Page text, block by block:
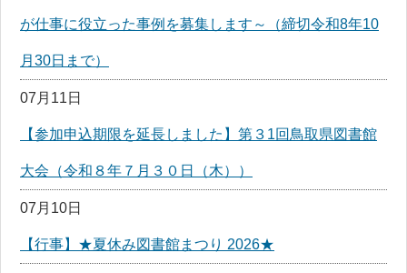
が仕事に役立った事例を募集します～（締切令和8年10
月30日まで）
07月11日
【参加申込期限を延長しました】第３1回鳥取県図書館
大会（令和８年７月３０日（木））
07月10日
【行事】★夏休み図書館まつり 2026★